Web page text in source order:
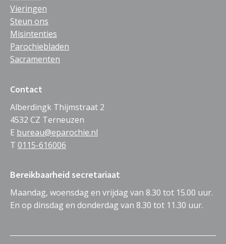
Vieringen
Steun ons
Misintenties
Parochiebladen
Sacramenten
Contact
Alberdingk Thijmstraat 2
4532 CZ Terneuzen
E bureau@eparochie.nl
T 0115-616006
Bereikbaarheid secretariaat
Maandag, woensdag en vrijdag van 8.30 tot 15.00 uur.
En op dinsdag en donderdag van 8.30 tot 11.30 uur.